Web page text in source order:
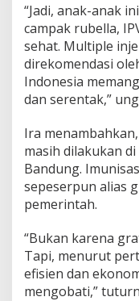
“Jadi, anak-anak
campak rubella,
sehat. Multiple
direkomendasi
Indonesia
dan serentak,”
Ira
masih dilakukan
Bandung.
sepeserpun alias
pemerintah.
“Bukan karena
Tapi, menurut
efisien dan
mengobati,”